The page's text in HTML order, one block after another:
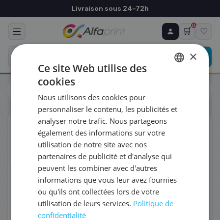
Livraison sous 24-72h
🛒
0
♡
Toutes les imprimantes
(45850601)
Éco-certifié
♻ COMMANDE RÉCURRENTE
Prévoyez & économisez
Programmez votre prochain achat — notre équipe
vous prépare un devis personnalisé
RÉFÉRENCE DU PRODUIT
FRÉQUENCE
QUANTITÉ PAR LIVRAISON
DATE DE PREMIÈRE LIVRAISON SOUHAITÉE
×
Ce site Web utilise des
cookies
Nous utilisons des cookies pour
personnaliser le contenu, les publicités et
analyser notre trafic. Nous partageons
également des informations sur votre
utilisation de notre site avec nos
partenaires de publicité et d'analyse qui
peuvent les combiner avec d'autres
informations que vous leur avez fournies
ou qu'ils ont collectées lors de votre
utilisation de leurs services. Politique de
confidentialité